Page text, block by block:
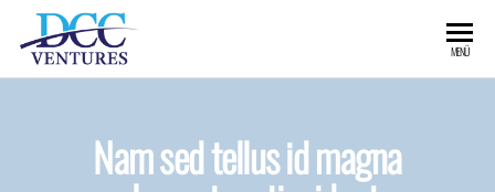
MENÜ
Nam sed tellus id magna